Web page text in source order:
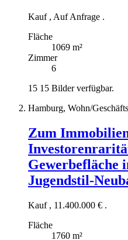
Kauf , Auf Anfrage .
Fläche
1069 m²
Zimmer
6
15 15 Bilder verfügbar.
Hamburg, Wohn/
Zum
Gewerbefläche
Kauf , 11.400.000 € .
Fläche
1760 m²